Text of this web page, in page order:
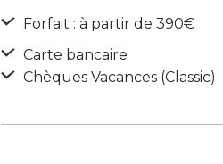
Forfait : à partir de 390€
Carte bancaire
Chèques Vacances (Classic)